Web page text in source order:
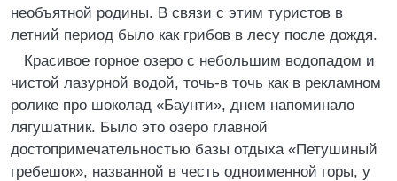
необъятной родины. В связи с этим туристов в
летний период было как грибов в лесу после дождя.
Красивое горное озеро с небольшим водопадом и
чистой лазурной водой, точь-в точь как в рекламном
ролике про шоколад «Баунти», днем напоминало
лягушатник. Было это озеро главной
достопримечательностью базы отдыха «Петушиный
гребешок», названной в честь одноименной горы, у